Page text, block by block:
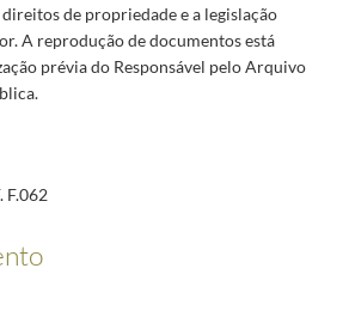
de propriedade e a legislação
A reprodução de documentos está
prévia do Responsável pelo Arquivo
F.062